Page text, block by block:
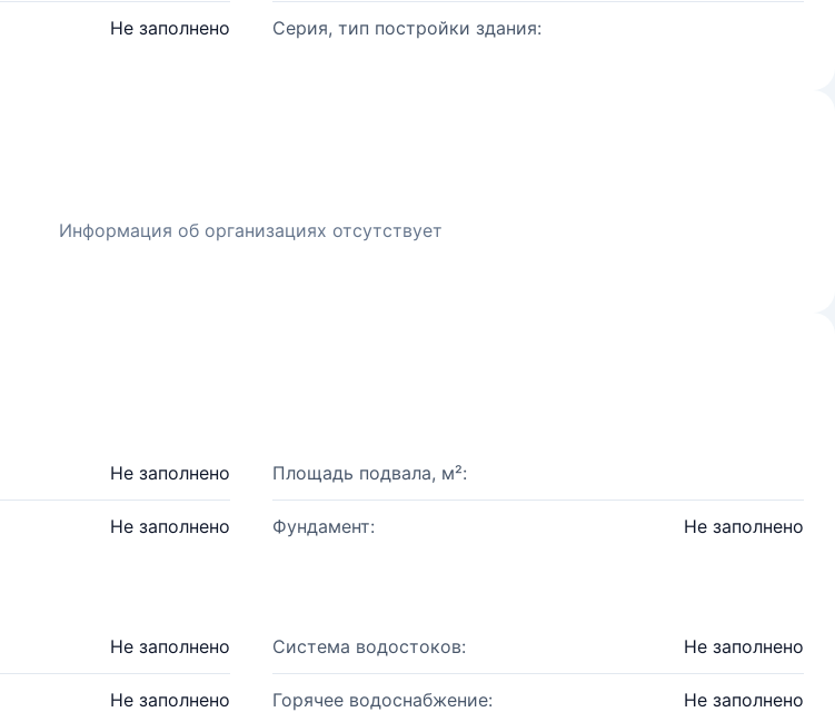
Не заполнено Серия, тип постройки здания:
Информация об организациях отсутствует
Не заполнено Площадь подвала, м²:
Не заполнено Фундамент: Не заполнено
Не заполнено Система водостоков: Не заполнено
Не заполнено Горячее водоснабжение: Не заполнено